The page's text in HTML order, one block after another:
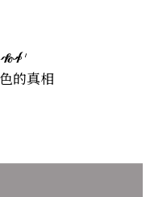

的真相